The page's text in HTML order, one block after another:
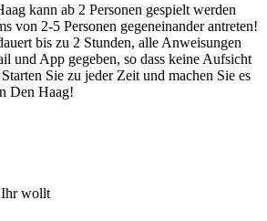
kann ab 2 Personen gespielt werden
von 2-5 Personen gegeneinander antreten!
bis zu 2 Stunden, alle Anweisungen
und App gegeben, so dass keine Aufsicht
Sie zu jeder Zeit und machen Sie es
Den Haag!
Ihr wollt